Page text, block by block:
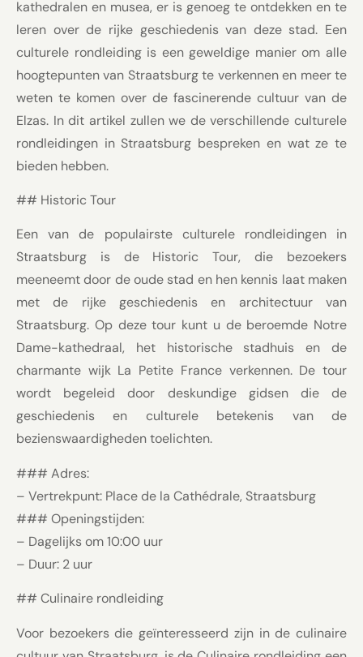
kathedralen en musea, er is genoeg te ontdekken en te
leren over de rijke geschiedenis van deze stad. Een
culturele rondleiding is een geweldige manier om alle
hoogtepunten van Straatsburg te verkennen en meer te
weten te komen over de fascinerende cultuur van de
Elzas. In dit artikel zullen we de verschillende culturele
rondleidingen in Straatsburg bespreken en wat ze te
bieden hebben.
## Historic Tour
Een van de populairste culturele rondleidingen in
Straatsburg is de Historic Tour, die bezoekers
meeneemt door de oude stad en hen kennis laat maken
met de rijke geschiedenis en architectuur van
Straatsburg. Op deze tour kunt u de beroemde Notre
Dame-kathedraal, het historische stadhuis en de
charmante wijk La Petite France verkennen. De tour
wordt begeleid door deskundige gidsen die de
geschiedenis en culturele betekenis van de
bezienswaardigheden toelichten.
### Adres:
– Vertrekpunt: Place de la Cathédrale, Straatsburg
### Openingstijden:
– Dagelijks om 10:00 uur
– Duur: 2 uur
## Culinaire rondleiding
Voor bezoekers die geïnteresseerd zijn in de culinaire